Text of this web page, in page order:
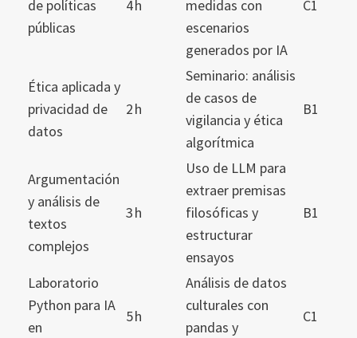
de políticas
públicas
4 h
medidas con
escenarios
generados por IA
C1
Ética aplicada y
privacidad de
datos
2 h
Seminario: análisis
de casos de
vigilancia y ética
algorítmica
B1
Argumentación
y análisis de
textos
complejos
3 h
Uso de LLM para
extraer premisas
filosóficas y
estructurar
ensayos
B1
Laboratorio
Python para IA
en
5 h
Análisis de datos
culturales con
pandas y
C1